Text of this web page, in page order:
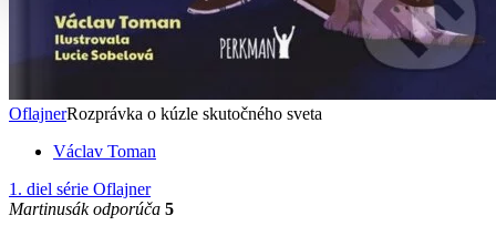
OflajnerRozprávka o kúzle skutočného sveta
Václav Toman
1. diel série Oflajner
Martinusák odporúča 5